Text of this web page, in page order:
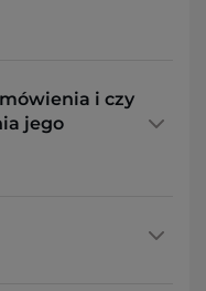
i czy
jego